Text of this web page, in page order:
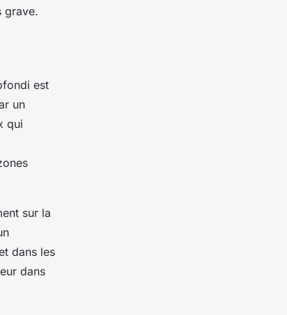
grave.
est
un
qui
sur la
dans les
dans